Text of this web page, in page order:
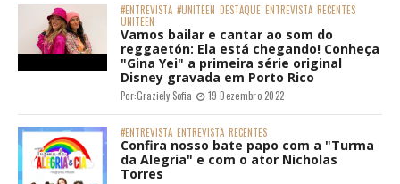
#ENTREVISTA #UNITEEN DESTAQUE ENTREVISTA RECENTES
UNITEEN
Vamos bailar e cantar ao som do
reggaetón: Ela está chegando! Conheça
"Gina Yei" a primeira série original
Disney gravada em Porto Rico
Por:Graziely Sofia 19 Dezembro 2022
#ENTREVISTA ENTREVISTA RECENTES
Confira nosso bate papo com a "Turma
da Alegria" e com o ator Nicholas
Torres